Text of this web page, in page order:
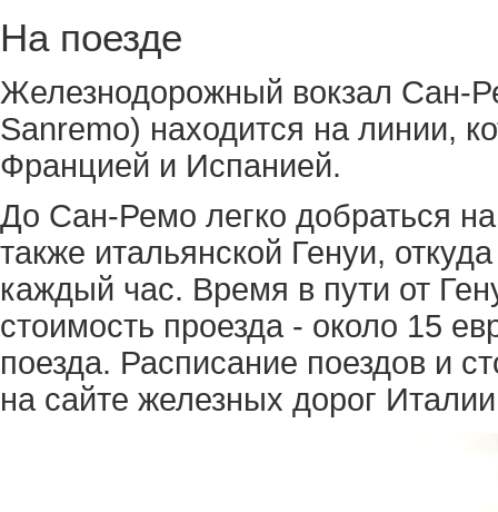
На поезде
Железнодорожный вокзал Сан-
Sanremo) находится на линии,
Францией и Испанией.
До Сан-Ремо легко добраться
также итальянской Генуи,
каждый час. Время в пути от
стоимость проезда - около 15
поезда. Расписание поездов и
на сайте железных дорог